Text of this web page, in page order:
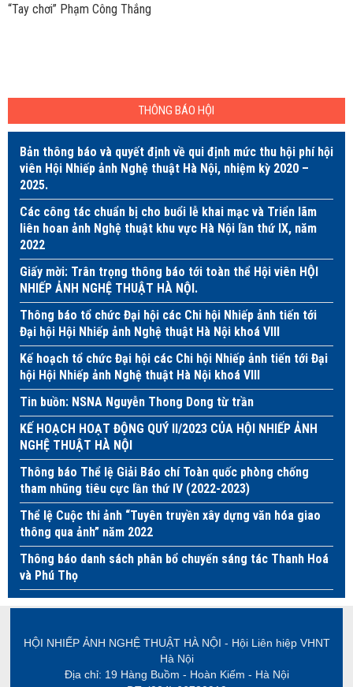
“Tay chơi” Phạm Công Thắng
THÔNG BÁO HỘI
Bản thông báo và quyết định về qui định mức thu hội phí hội
viên Hội Nhiếp ảnh Nghệ thuật Hà Nội, nhiệm kỳ 2020 –
2025.
Các công tác chuẩn bị cho buổi lễ khai mạc và Triển lãm
liên hoan ảnh Nghệ thuật khu vực Hà Nội lần thứ IX, năm
2022
Giấy mời: Trân trọng thông báo tới toàn thể Hội viên HỘI
NHIẾP ẢNH NGHỆ THUẬT HÀ NỘI.
Thông báo tổ chức Đại hội các Chi hội Nhiếp ảnh tiến tới
Đại hội Hội Nhiếp ảnh Nghệ thuật Hà Nội khoá VIII
Kế hoạch tổ chức Đại hội các Chi hội Nhiếp ảnh tiến tới Đại
hội Hội Nhiếp ảnh Nghệ thuật Hà Nội khoá VIII
Tin buồn: NSNA Nguyễn Thong Dong từ trần
KẾ HOẠCH HOẠT ĐỘNG QUÝ II/2023 CỦA HỘI NHIẾP ẢNH
NGHỆ THUẬT HÀ NỘI
Thông báo Thể lệ Giải Báo chí Toàn quốc phòng chống
tham nhũng tiêu cực lần thứ IV (2022-2023)
Thể lệ Cuộc thi ảnh “Tuyên truyền xây dựng văn hóa giao
thông qua ảnh” năm 2022
Thông báo danh sách phân bổ chuyến sáng tác Thanh Hoá
và Phú Thọ
HỘI NHIẾP ẢNH NGHỆ THUẬT HÀ NỘI - Hội Liên hiệp VHNT
Hà Nội
Địa chỉ: 19 Hàng Buồm - Hoàn Kiếm - Hà Nội